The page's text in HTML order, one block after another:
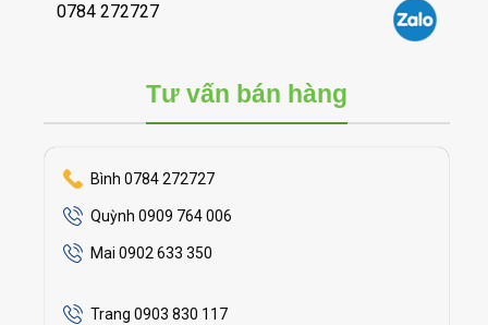
0784 272727
Tư vấn bán hàng
Bình 0784 272727
Quỳnh 0909 764 006
Mai 0902 633 350
Trang 0903 830 117